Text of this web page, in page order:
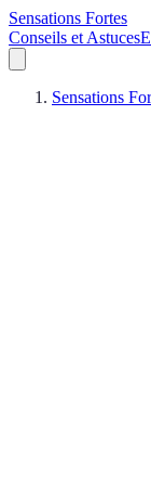
Sensations Fortes
Conseils et Astuces
Sensations